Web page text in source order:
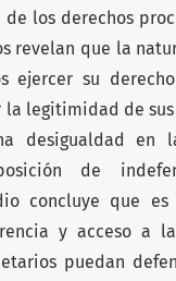
los derechos
revelan que la
ejercer su
legitimidad de
desigualdad en
de
concluye que
y acceso a
puedan